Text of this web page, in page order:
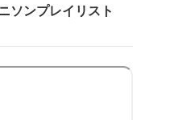
ソンプレイリスト